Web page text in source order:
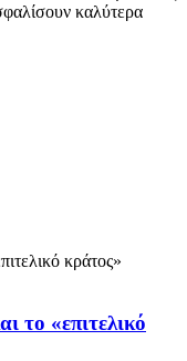
καλύτερα
το «επιτελικό